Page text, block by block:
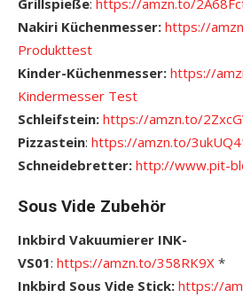
Nakiri Küchenmesser: https://
Produkttest
Kinder-Küchenmesser: https://
Kindermesser Test
Schleifstein: https://amzn.to/
Pizzastein: https://amzn.to/
Schneidebretter: http://www.pit-
Sous Vide Zubehör
Inkbird Vakuumierer INK-
VS01: https://amzn.to/358RK9X *
Inkbird Sous Vide Stick: https://